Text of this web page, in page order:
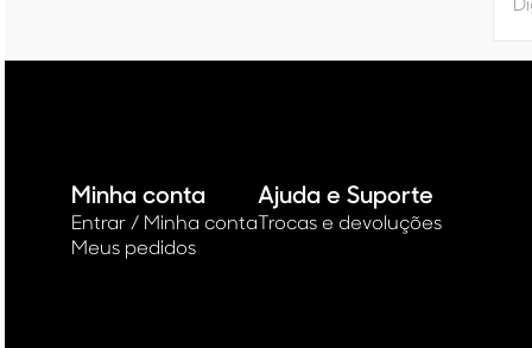
Minha conta
Entrar / Minha conta
Meus pedidos
Ajuda e Suporte
Trocas e devoluções